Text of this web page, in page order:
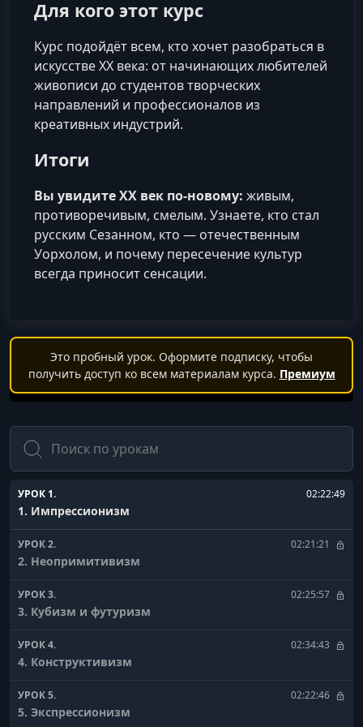
Для кого этот курс
Курс подойдёт всем, кто хочет разобраться в
искусстве XX века: от начинающих любителей
живописи до студентов творческих
направлений и профессионалов из
креативных индустрий.
Итоги
Вы увидите XX век по-новому: живым,
противоречивым, смелым. Узнаете, кто стал
русским Сезанном, кто — отечественным
Уорхолом, и почему пересечение культур
всегда приносит сенсации.
Это пробный урок. Оформите подписку, чтобы
получить доступ ко всем материалам курса. Премиум
Поиск
УРОК 1. 02:22:49
1. Импрессионизм
УРОК 2. 02:21:21
2. Неопримитивизм
УРОК 3. 02:25:57
3. Кубизм и футуризм
УРОК 4. 02:34:43
4. Конструктивизм
УРОК 5. 02:22:46
5. Экспрессионизм